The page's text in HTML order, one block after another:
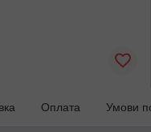
Оплата Умови